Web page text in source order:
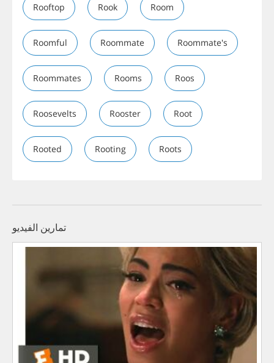
Rooftop Rook Room
Roomful Roommate Roommate's
Roommates Rooms Roos
Roosevelts Rooster Root
Rooted Rooting Roots
تمارين الفيديو